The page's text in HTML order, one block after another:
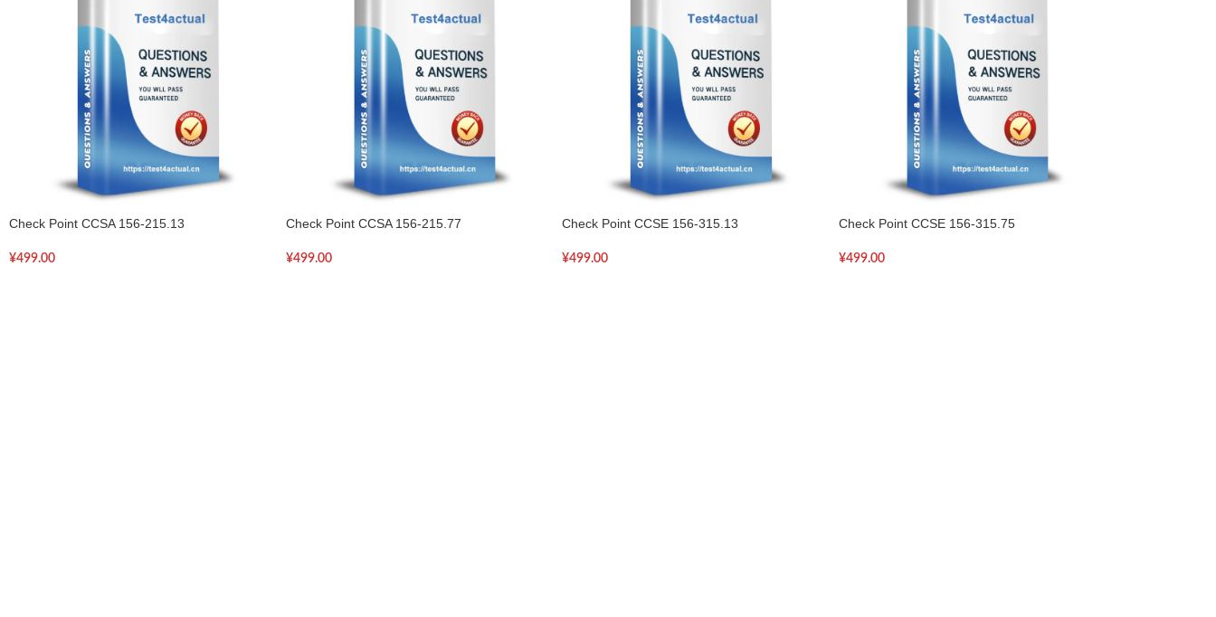
Check Point CCSA 156-215.13
¥499.00
Check Point CCSA 156-215.77
¥499.00
Check Point CCSE 156-315.13
¥499.00
Check Point CCSE 156-315.75
¥499.00